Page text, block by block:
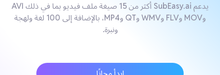
يدعم SubEasy.ai أكثر من 15 صيغة ملف فيديو بما في ذلك AVI
وMOV وFLV وWMV وQT وMP4، بالإضافة إلى 100 لغة ولهجة
ونبرة.